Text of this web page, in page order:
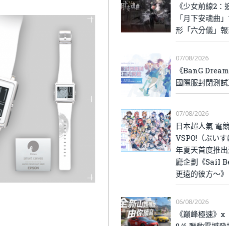
《少女前線2
「月下安魂曲
形「六分儀」
07/08/2026
《BanG
國際服封閉測
07/08/2026
日本超人氣 電
VSPO!（ぶい
年夏天首度推
廳企劃《Sail
更遠的彼方～》
06/08/2026
《巔峰極速》x